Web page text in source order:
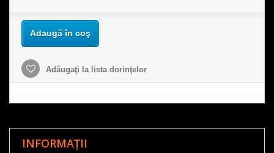
Adaugă în coş
Adăugaţi la lista dorinţelor
INFORMAȚII